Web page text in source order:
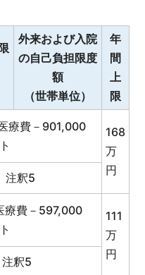
外来および入院
の自己負担限度
額
（世帯単位）
年
間
上
限
療費－901,000
168
万
円
注釈5
療費－597,000
111
万
円
釈5